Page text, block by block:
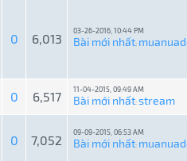
0 6,013
03-26-2016, 10:44 PM
Bài mới nhất:
0 6,517 11-04-2015, 09:49 AM
Bài mới nhất:stream
0 7,052
09-09-2015, 06:53 AM
Bài mới nhất: